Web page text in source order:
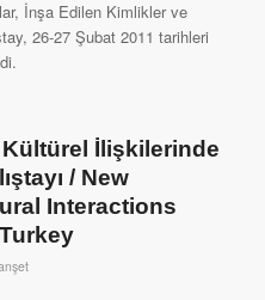
İnşa Edilen Kimlikler ve
26-27 Şubat 2011 tarihleri
İlişkilerinde
/ New
Interactions